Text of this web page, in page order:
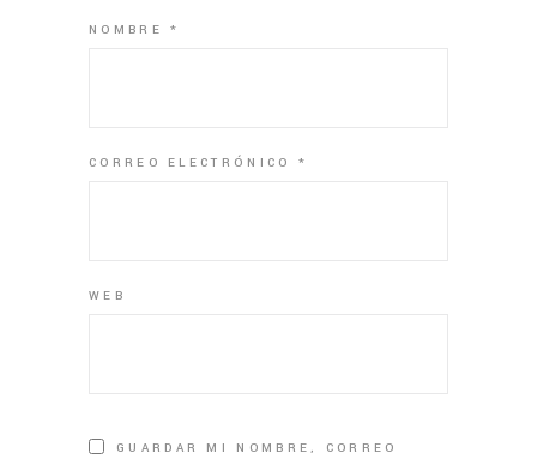
NOMBRE*
CORREO ELECTRÓNICO *
WEB
GUARDAR MI NOMBRE, CORREO